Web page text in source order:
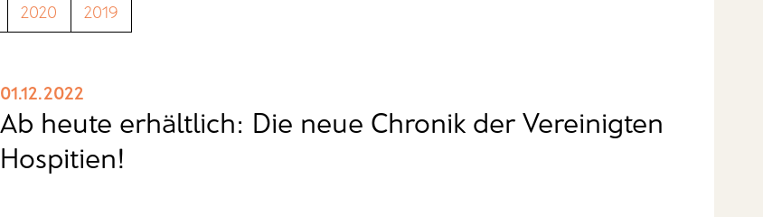
2020 2019
01.12.2022
Ab heute erhältlich: Die neue Chronik der Vereinigten
Hospitien!